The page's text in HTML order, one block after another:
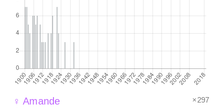
♀ Amande ×297